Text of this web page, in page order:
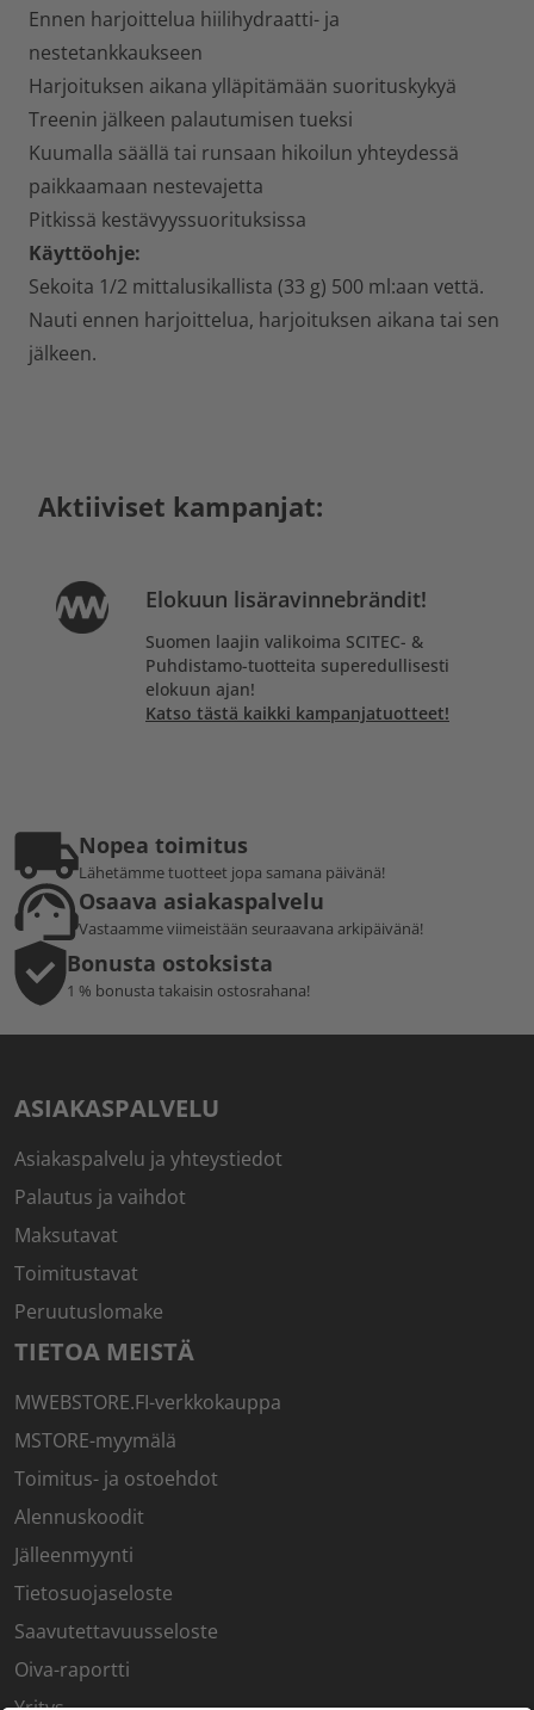
Ennen harjoittelua hiilihydraatti- ja
nestetankkaukseen
Harjoituksen aikana ylläpitämään suorituskykyä
Treenin jälkeen palautumisen tueksi
Kuumalla säällä tai runsaan hikoilun yhteydessä
paikkaamaan nestevajetta
Pitkissä kestävyyssuorituksissa
Käyttöohje:
Sekoita 1/2 mittalusikallista (33 g) 500 ml:aan vettä.
Nauti ennen harjoittelua, harjoituksen aikana tai sen
jälkeen.
Aktiiviset kampanjat:
Elokuun lisäravinnebrändit!
Suomen laajin valikoima SCITEC- &
Puhdistamo-tuotteita superedullisesti
elokuun ajan!
Katso tästä kaikki kampanjatuotteet!
Nopea toimitus
Lähetämme tuotteet jopa samana päivänä!
Osaava asiakaspalvelu
Vastaamme viimeistään seuraavana arkipäivänä!
Bonusta ostoksista
1 % bonusta takaisin ostosrahana!
ASIAKASPALVELU
Asiakaspalvelu ja yhteystiedot
Palautus ja vaihdot
Maksutavat
Toimitustavat
Peruutuslomake
TIETOA MEISTÄ
MWEBSTORE.FI-verkkokauppa
MSTORE-myymälä
Toimitus- ja ostoehdot
Alennuskoodit
Jälleenmyynti
Tietosuojaseloste
Saavutettavuusseloste
Oiva-raportti